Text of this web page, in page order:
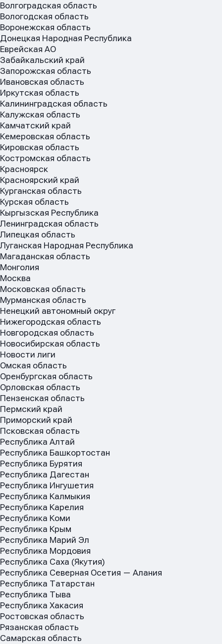
Волгоградская область
Вологодская область
Воронежская область
Донецкая Народная Республика
Еврейская АО
Забайкальский край
Запорожская область
Ивановская область
Иркутская область
Калининградская область
Калужская область
Камчатский край
Кемеровская область
Кировская область
Костромская область
Красноярск
Красноярский край
Курганская область
Курская область
Кыргызская Республика
Ленинградская область
Липецкая область
Луганская Народная Республика
Магаданская область
Монголия
Москва
Московская область
Мурманская область
Ненецкий автономный округ
Нижегородская область
Новгородская область
Новосибирская область
Новости лиги
Омская область
Оренбургская область
Орловская область
Пензенская область
Пермский край
Приморский край
Псковская область
Республика Алтай
Республика Башкортостан
Республика Бурятия
Республика Дагестан
Республика Ингушетия
Республика Калмыкия
Республика Карелия
Республика Коми
Республика Крым
Республика Марий Эл
Республика Мордовия
Республика Саха (Якутия)
Республика Северная Осетия — Алания
Республика Татарстан
Республика Тыва
Республика Хакасия
Ростовская область
Рязанская область
Самарская область
Имя
E-mail
Телефон
Сообщение
Имя
E-mail
Телефон
Сообщение
Имя
E-mail
Телефон
Сообщение